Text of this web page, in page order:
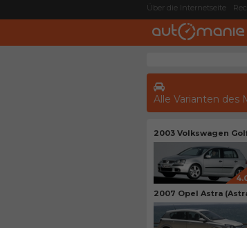
Über die Internetseite
Alle Varianten des
2003 Volkswagen
2007 Opel Astra